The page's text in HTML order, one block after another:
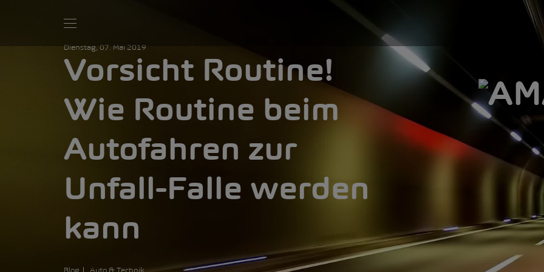
Dienstag, 07. Mai 2019
Vorsicht Routine!
Wie Routine beim
Autofahren zur
Unfall-Falle werden
kann
Blog Auto & Technik